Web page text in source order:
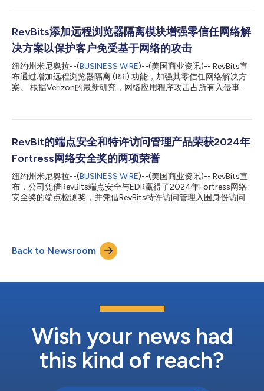
该平台可模拟包含五大主要威胁场景的环境，包括端点安全、特权
算机科学系近期被指定为“国家网络安全研究学术卓越中心”，将利
用此次合作关系推进学生教育，使他们能够在逼真且受控的环境中
掌握应对现代威胁的知识。 RevBits首席执行官David Schiffer表
示：“我们非常荣幸能够参与到整体的教育进程中，特别是能与石
溪大学携手，帮助新一代网络安全管理人员培养必要的技能，以应
对日益增长的威胁环境。此外，作为石溪大学计算机科学系的首批
毕业生之一，能以这种协作化且富有教育意义的方式回馈母校，我
RevBits添加远程浏览器隔离模块增强零信任网络解
决方案以保护客户免受基于网络的攻击
纽约州米尼奥拉--(BUSINESS WIRE)--(美国商业资讯)-- RevBits宣
布通过增加远程浏览器隔离 (RBI) 功能，加强其零信任网络解决方
案。 根据Verizon的最新研究，网络应用程序攻击占所有入侵事件
网。 RevBits零信任网络 - 远程浏览器隔离是一种先进的访问管理
浏览器隔离模块提供安全的网站浏览和互联网活动，同时通过其核
心ZTN功能提供员工和第三方对资产和服务的访问控制。 RevBits
RBI以Chromium和Firefox为基础，利用网络矢量渲染技术为用户
访问网站和与网站互动提供安全可靠的机制。 RBI允许员工访问网
站，而无需将某些网站列入白名单，从而减轻管理员的负担。 此
外，网站访问在隔离的云环境中安全呈现。 有了 RevBits RBI，员
工可以自由地使用互联网，企业也能更安全地抵御基于网络的攻
RevBit的端点安全和特许访问管理产品荣获2024年
Fortress网络安全奖的两项荣誉
纽约州米尼奥拉--(BUSINESS WIRE)--(美国商业资讯)-- RevBits宣
布，公司凭借RevBits端点安全与EDR赢得了2024年Fortress网络
安全奖的端点检测奖，并凭借RevBits特许访问管理入围身份访问
EDR解决方案获得相关类别荣誉，并进入了PAM的最终角逐名单。
2024年Fortress网络安全奖 - 优胜者 / 产品或服务 / 端点检测
RevBits端点安全与EDR 2024年Fortress网络安全奖 - 入围最终角
Schiffer表示，“我们在开发功能最强大的EPS和EDR解决方案方面
攻击，是端点安全的重要组成部分。它本可以阻止最近在全球范围
内发生的破坏性事件，据报道有800多万台计算机的Windo...
Back to Newsroom
Wish your news had
this kind of reach?